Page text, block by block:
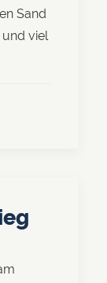
Sand
und viel